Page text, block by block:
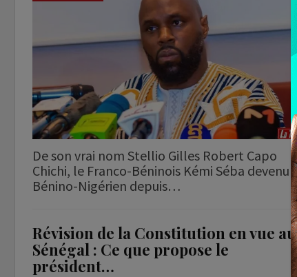
De son vrai nom Stellio Gilles Robert Capo
Chichi, le Franco-Béninois Kémi Séba devenu
Bénino-Nigérien depuis…
Révision de la Constitution en vue au
Sénégal : Ce que propose le
président…